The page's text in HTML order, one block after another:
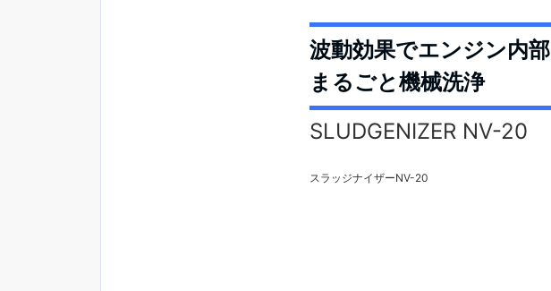
波動効果でエンジン内部
まるごと機械洗浄
SLUDGENIZER NV-20
スラッジナイザーNV-20